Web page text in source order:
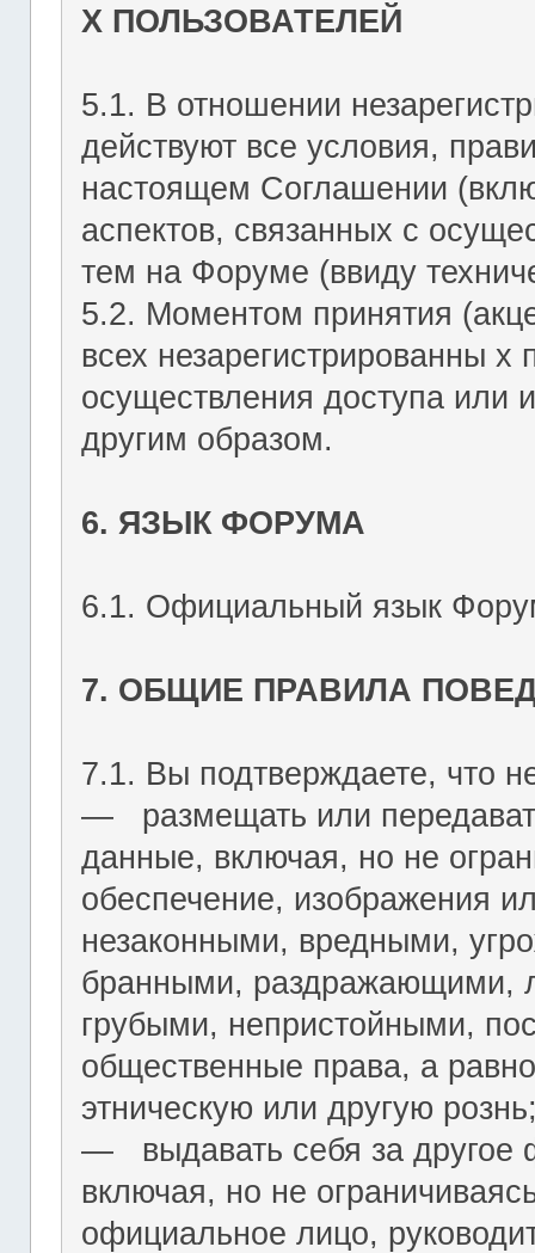
Х ПОЛЬЗОВАТЕЛЕЙ
5.1. В отношении
действуют все условия,
настоящем Соглашении
аспектов, связанных с
тем на Форуме (ввиду
5.2. Моментом принятия
всех незарегистрированны х
осуществления доступа
другим образом.
6. ЯЗЫК ФОРУМА
6.1. Официальный язык
7. ОБЩИЕ ПРАВИЛА
7.1. Вы подтверждаете, что
― размещать или
данные, включая, но не
обеспечение, изображения
незаконными, вредными,
бранными, раздражающими,
грубыми, непристойными,
общественные права, а
этническую или другую
― выдавать себя за другое
включая, но не
официальное лицо,